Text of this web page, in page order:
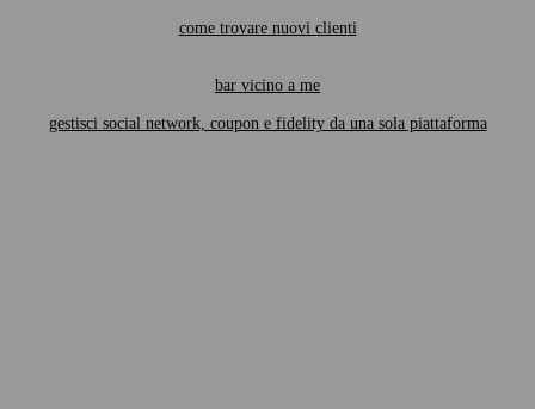
come trovare nuovi clienti
bar vicino a me
gestisci social network, coupon e fidelity da una sola piattaforma